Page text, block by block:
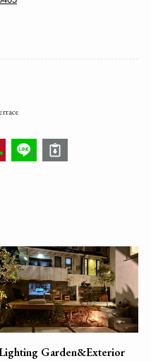
Garden&Exterior